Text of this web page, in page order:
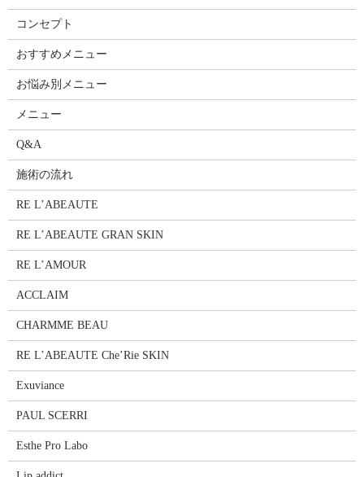
コンセプト
おすすめメニュー
お悩み別メニュー
メニュー
Q&A
施術の流れ
RE L’ABEAUTE
RE L’ABEAUTE GRAN SKIN
RE L’AMOUR
ACCLAIM
CHARMME BEAU
RE L’ABEAUTE Che’Rie SKIN
Exuviance
PAUL SCERRI
Esthe Pro Labo